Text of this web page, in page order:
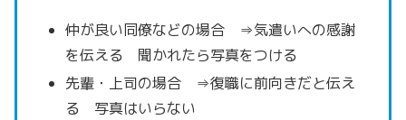
仲が良い同僚などの場合 ⇒気遣いへの感謝
を伝える 聞かれたら写真をつける
先輩・上司の場合 ⇒復職に前向きだと伝え
る 写真はいらない